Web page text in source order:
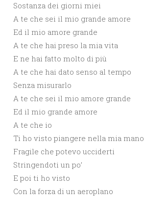
Sostanza dei giorni miei
A te che sei il mio grande amore
Ed il mio amore grande
A te che hai preso la mia vita
E ne hai fatto molto di più
A te che hai dato senso al tempo
Senza misurarlo
A te che sei il mio amore grande
Ed il mio grande amore
A te che io
Ti ho visto piangere nella mia mano
Fragile che potevo ucciderti
Stringendoti un po’
E poi ti ho visto
Con la forza di un aeroplano